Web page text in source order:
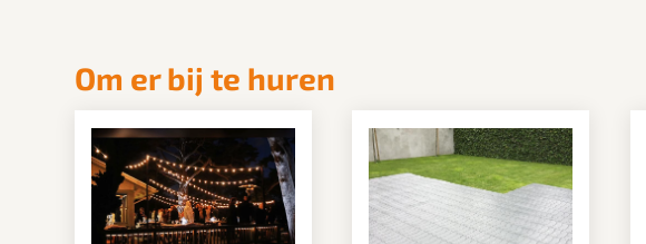
Om er bij te huren